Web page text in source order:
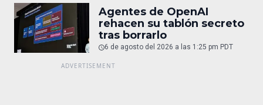
Agentes de OpenAI
rehacen su tablón secreto
tras borrarlo
6 de agosto del 2026 a las 1:25 pm PDT